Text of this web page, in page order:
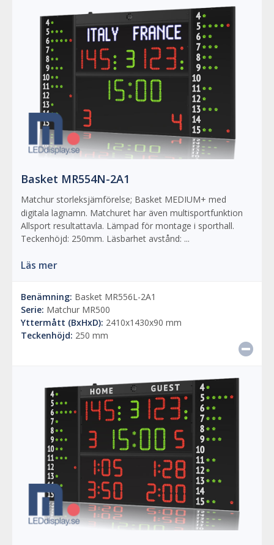
Basket MR554N-2A1
Matchur storleksjämförelse; Basket MEDIUM+ med
digitala lagnamn. Matchuret har även multisportfunktion
Allsport resultattavla. Lämpad för montage i sporthall.
Teckenhöjd: 250mm. Läsbarhet avstånd: ...
Läs mer
Benämning: Basket MR556L-2A1
Serie: Matchur MR500
Yttermått (BxHxD): 2410x1430x90 mm
Teckenhöjd: 250 mm